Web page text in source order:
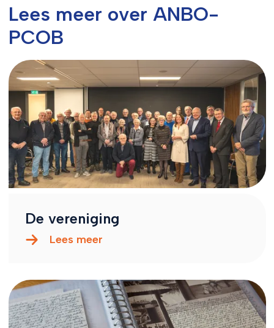
Lees meer over ANBO-
PCOB
De vereniging
Lees meer